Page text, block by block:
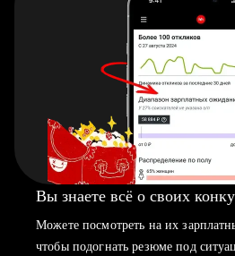
Вы знаете всё о своих
Можете посмотреть на их
чтобы подогнать резюме под